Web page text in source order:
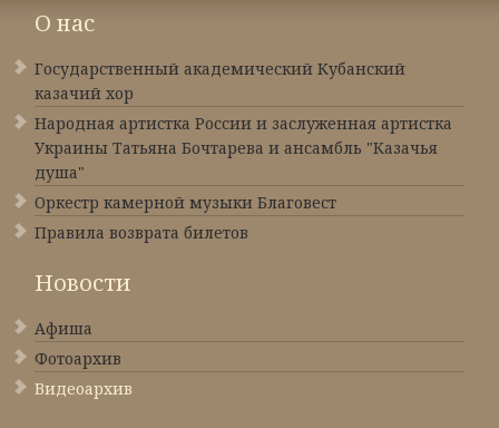
О нас
Государственный академический Кубанский
казачий хор
Народная артистка России и заслуженная артистка
Украины Татьяна Бочтарева и ансамбль "Казачья
душа"
Оркестр камерной музыки Благовест
Правила возврата билетов
Новости
Афиша
Фотоархив
Видеоархив